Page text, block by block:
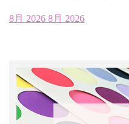
8月 2026 8月 2026